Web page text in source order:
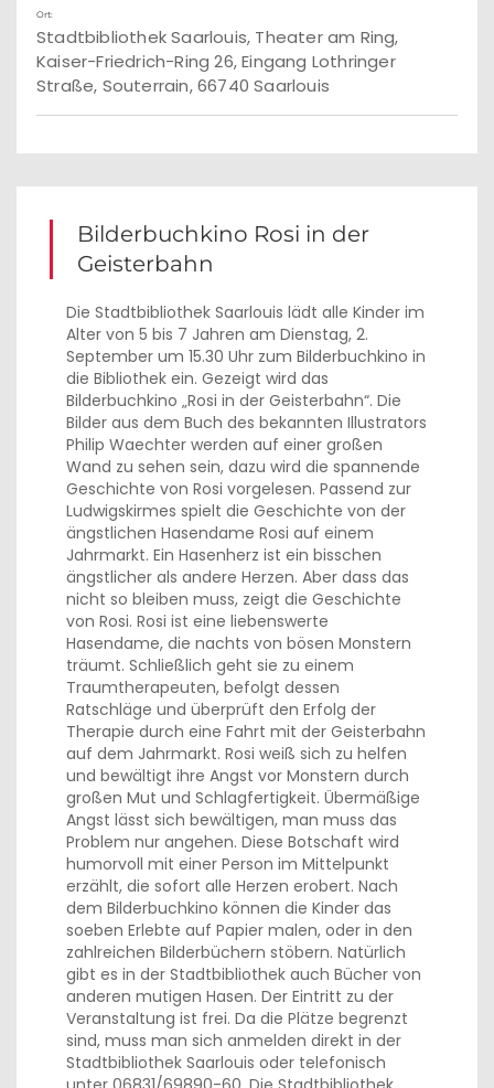
Ort:
Stadtbibliothek Saarlouis, Theater am Ring,
Kaiser-Friedrich-Ring 26, Eingang Lothringer
Straße, Souterrain, 66740 Saarlouis
Bilderbuchkino Rosi in der
Geisterbahn
Die Stadtbibliothek Saarlouis lädt alle Kinder im
Alter von 5 bis 7 Jahren am Dienstag, 2.
September um 15.30 Uhr zum Bilderbuchkino in
die Bibliothek ein. Gezeigt wird das
Bilderbuchkino „Rosi in der Geisterbahn“. Die
Bilder aus dem Buch des bekannten Illustrators
Philip Waechter werden auf einer großen
Wand zu sehen sein, dazu wird die spannende
Geschichte von Rosi vorgelesen. Passend zur
Ludwigskirmes spielt die Geschichte von der
ängstlichen Hasendame Rosi auf einem
Jahrmarkt. Ein Hasenherz ist ein bisschen
ängstlicher als andere Herzen. Aber dass das
nicht so bleiben muss, zeigt die Geschichte
von Rosi. Rosi ist eine liebenswerte
Hasendame, die nachts von bösen Monstern
träumt. Schließlich geht sie zu einem
Traumtherapeuten, befolgt dessen
Ratschläge und überprüft den Erfolg der
Therapie durch eine Fahrt mit der Geisterbahn
auf dem Jahrmarkt. Rosi weiß sich zu helfen
und bewältigt ihre Angst vor Monstern durch
großen Mut und Schlagfertigkeit. Übermäßige
Angst lässt sich bewältigen, man muss das
Problem nur angehen. Diese Botschaft wird
humorvoll mit einer Person im Mittelpunkt
erzählt, die sofort alle Herzen erobert. Nach
dem Bilderbuchkino können die Kinder das
soeben Erlebte auf Papier malen, oder in den
zahlreichen Bilderbüchern stöbern. Natürlich
gibt es in der Stadtbibliothek auch Bücher von
anderen mutigen Hasen. Der Eintritt zu der
Veranstaltung ist frei. Da die Plätze begrenzt
sind, muss man sich anmelden direkt in der
Stadtbibliothek Saarlouis oder telefonisch